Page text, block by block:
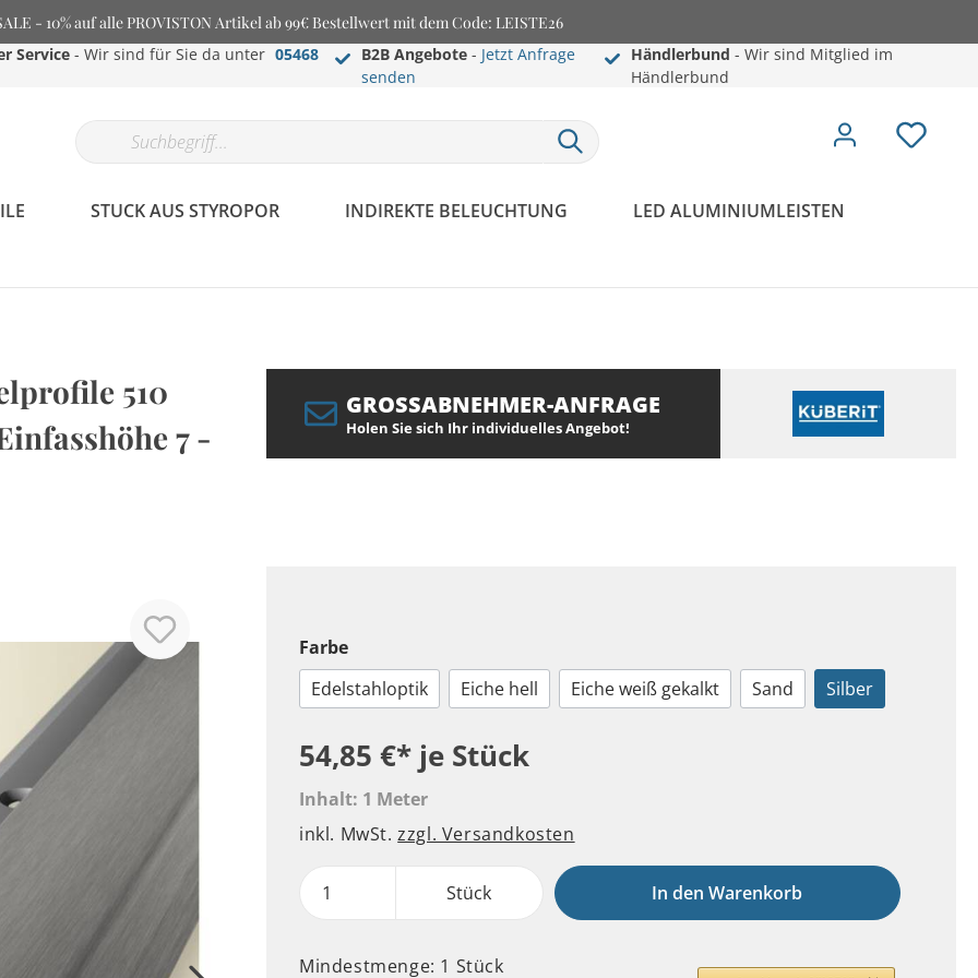
- 10% auf alle PROVISTON Artikel ab 99€ Bestellwert mit dem Code: LEISTE26
Service - Wir sind für Sie da unter 05468
B2B Angebote- Jetzt Anfrage
senden
Händlerbund - Wir sind Mitglied im
Händlerbund
STUCK AUS STYROPOR INDIREKTE BELEUCHTUNG LED ALUMINIUMLEISTEN
510
7 -
GROSSABNEHMER-ANFRAGE
Holen Sie sich Ihr individuelles Angebot!
Farbe
Edelstahloptik
Eiche hell Eiche weiß gekalkt Sand Silber
54,85 €* je Stück
Inhalt: 1 Meter
inkl. MwSt.zzgl. Versandkosten
Stück In den Warenkorb
Mindestmenge: 1 Stück